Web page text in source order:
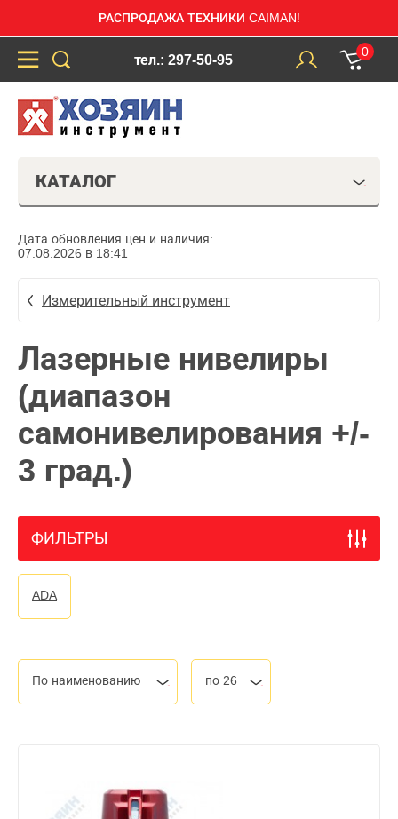
РАСПРОДАЖА ТЕХНИКИ CAIMAN!
тел.: 297-50-95
0
КАТАЛОГ
Дата обновления цен и наличия:
07.08.2026 в 18:41
Измерительный инструмент
Лазерные нивелиры
(диапазон
самонивелирования +/-
3 град.)
ФИЛЬТРЫ
ADA
По наименованию по 26